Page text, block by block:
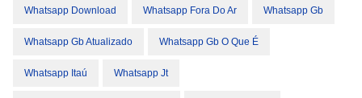
Whatsapp Download Whatsapp Fora Do Ar Whatsapp Gb
Whatsapp Gb Atualizado Whatsapp Gb O Que É
Whatsapp Itaú Whatsapp Jt